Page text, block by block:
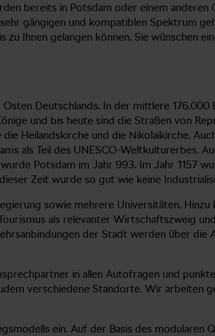
bereits in Potsdam oder einem
gängigen und kompatiblen Spektrum
Ihnen gelangen können. Sie wünschen
Deutschlands. In der mittlere
und bis heute sind die Straßen von
Heilandskirche und die Nikolaikirche.
als Teil des UNESCO-Weltkulturerbes.
Potsdam im Jahr 993. Im Jahr 1157
Zeit wurde so gut wie keine
sowie mehrere Universitäten.
als relevanter Wirtschaftszweig
der Stadt werden über die
in allen Autofragen und
verschiedene Standorte. Wir arbeiten
ein. Auf der Basis des